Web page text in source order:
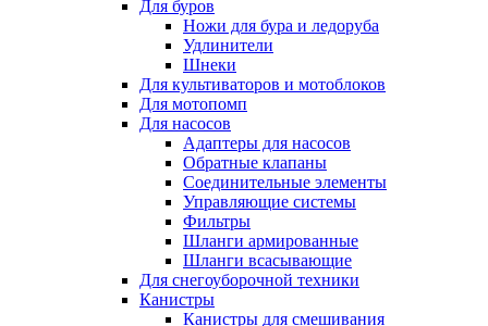
Для буров
Ножи для бура и ледоруба
Удлинители
Шнеки
Для культиваторов и мотоблоков
Для мотопомп
Для насосов
Адаптеры для насосов
Обратные клапаны
Соединительные элементы
Управляющие системы
Фильтры
Шланги армированные
Шланги всасывающие
Для снегоуборочной техники
Канистры
Канистры для смешивания